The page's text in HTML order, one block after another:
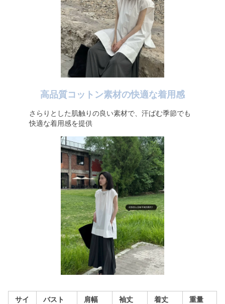
高品質コットン素材の快適な着用感
さらりとした肌触りの良い素材で、汗ばむ季節でも
快適な着用感を提供
サイ
バスト
肩幅
袖丈
着丈
重量